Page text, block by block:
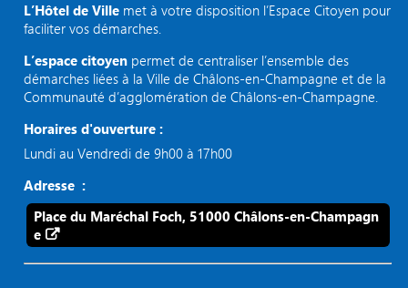
L’Hôtel de Ville met à votre disposition l’Espace Citoyen pour
faciliter vos démarches.
L’espace citoyen permet de centraliser l’ensemble des
démarches liées à la Ville de Châlons-en-Champagne et de la
Communauté d’agglomération de Châlons-en-Champagne.
Horaires d'ouverture :
Lundi au Vendredi de 9h00 à 17h00
Adresse :
Place du Maréchal Foch, 51000 Châlons-en-Champagn
e